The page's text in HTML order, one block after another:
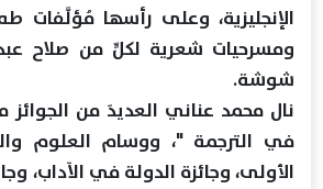
الإنجليزية، ‏وعلى رأسها مُؤلَّفات
ومسرحيات شعرية لكلٍّ ‏من صلاح
شوشة‎.‎
نال محمد عناني العديدَ من الجوائز
في الترجمة ‏‏"، ووسام العلوم
الأولى، وجائزة الدولة في ‏الآداب،